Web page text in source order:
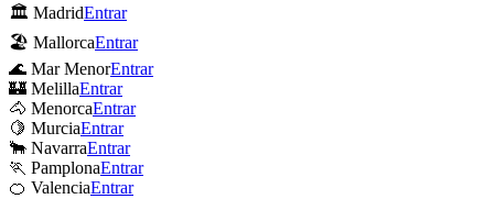
🏛 MadridEntrar
🏖 MallorcaEntrar
🌊 Mar MenorEntrar
🏰 MelillaEntrar
🐴 MenorcaEntrar
🍋 MurciaEntrar
🐂 NavarraEntrar
🏃 PamplonaEntrar
🍊 ValenciaEntrar